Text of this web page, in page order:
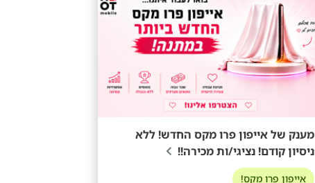
מענק של אייפון פרו מקס החדש! ללא
ניסיון קודם! נציגי/ות מכירה!!
אייפון פרו מקס!